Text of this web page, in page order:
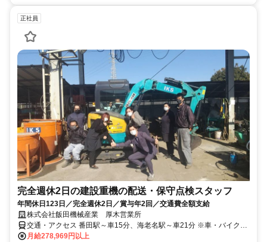
正社員
完全週休2日の建設重機の配送・保守点検スタッフ
年間休日123日／完全週休2日／賞与年2回／交通費全額支給
株式会社飯田機械産業 厚木営業所
交通・アクセス 番田駅～車15分、海老名駅～車21分 ※車・バイク通
勤OK（無料駐車場完備）
月給278,969円以上